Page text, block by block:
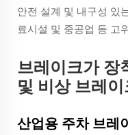
안전 설계 및 내구성 있
료시설 및 중공업 등 고
브레이크가 장
및 비상 브레
산업용 주차 브레